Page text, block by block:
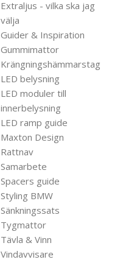
Extraljus - vilka ska jag
välja
Guider & Inspiration
Gummimattor
Krängningshämmarstag
LED belysning
LED moduler till
innerbelysning
LED ramp guide
Maxton Design
Rattnav
Samarbete
Spacers guide
Styling BMW
Sänkningssats
Tygmattor
Tävla & Vinn
Vindavvisare